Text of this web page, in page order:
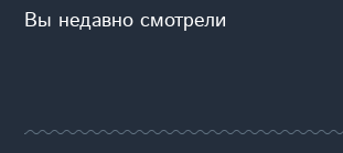
Вы недавно смотрели